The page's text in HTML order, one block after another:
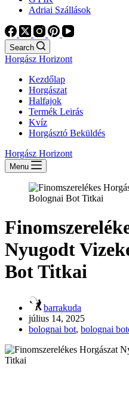
Adriai Szállások
Search
Horgász Horizont
Kezdőlap
Horgászat
Halfajok
Termék Leirás
Kvíz
Horgásztó Beküldés
Horgász Horizont
Menu
Nyugodt
Bot Titkai
barrakuda
július 14, 2025
bolognai bot, bolognai